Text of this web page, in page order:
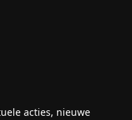
acties, nieuwe